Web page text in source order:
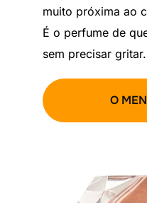
muito próxima ao
É o perfume de
sem precisar gritar.
O